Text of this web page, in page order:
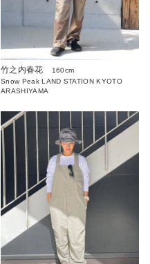
竹之内春花
160cm
Snow Peak LAND STATION KYOTO
ARASHIYAMA